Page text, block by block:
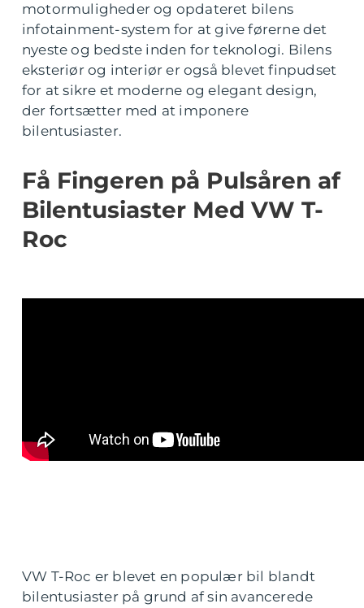
motormuligheder og opdateret bilens
infotainment-system for at give førerne det
nyeste og bedste inden for teknologi. Bilens
eksteriør og interiør er også blevet finpudset
for at sikre et moderne og elegant design,
der fortsætter med at imponere
bilentusiaster.
Få Fingeren på Pulsåren af
Bilentusiaster Med VW T-
Roc
VW T-Roc er blevet en populær bil blandt
bilentusiaster på grund af sin avancerede